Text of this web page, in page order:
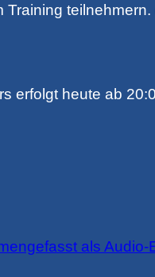
erfolgt heute ab
als Audio-